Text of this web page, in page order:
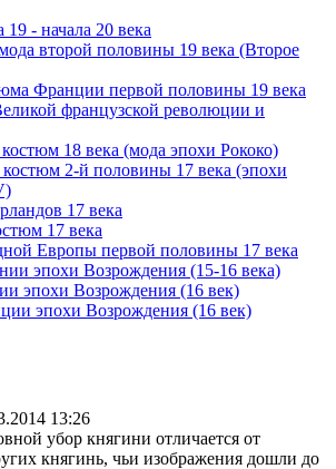
- начала 20 века
второй половины 19 века (Второе
Франции первой половины 19 века
французской революции и
18 века (мода эпохи Рококо)
2-й половины 17 века (эпохи
17 века
17 века
Европы первой половины 17 века
эпохи Возрождения (15-16 века)
эпохи Возрождения (16 век)
эпохи Возрождения (16 век)
13:26
убор княгини отличается от
княгинь, чьи изображения дошли до